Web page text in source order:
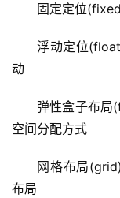
固定定位
浮动定位
动
弹性盒子布局
空间分配方式
网格布局
布局